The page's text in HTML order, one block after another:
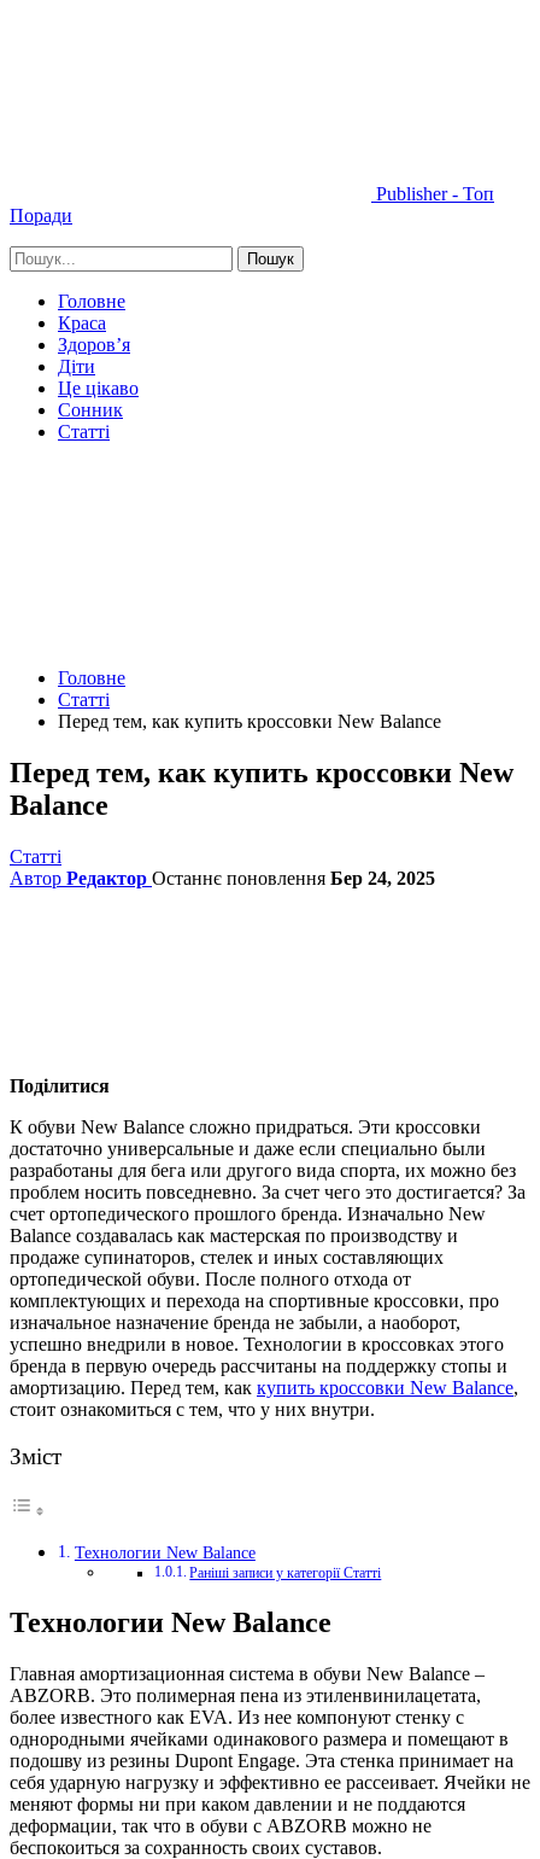
Publisher - Топ
Поради
Головне
Краса
Здоров’я
Діти
Це цікаво
Сонник
Статті
Головне
Статті
Перед тем, как купить кроссовки New Balance
Перед тем, как купить кроссовки New
Balance
Статті
Автор Редактор Останнє поновлення Бер 24, 2025
Поділитися
К обуви New Balance сложно придраться. Эти кроссовки
достаточно универсальные и даже если специально были
разработаны для бега или другого вида спорта, их можно без
проблем носить повседневно. За счет чего это достигается? За
счет ортопедического прошлого бренда. Изначально New
Balance создавалась как мастерская по производству и
продаже супинаторов, стелек и иных составляющих
ортопедической обуви. После полного отхода от
комплектующих и перехода на спортивные кроссовки, про
изначальное назначение бренда не забыли, а наоборот,
успешно внедрили в новое. Технологии в кроссовках этого
бренда в первую очередь рассчитаны на поддержку стопы и
амортизацию. Перед тем, как купить кроссовки New Balance,
стоит ознакомиться с тем, что у них внутри.
Зміст
Технологии New Balance
Раніші записи у категорії Статті
Технологии New Balance
Главная амортизационная система в обуви New Balance –
ABZORB. Это полимерная пена из этиленвинилацетата,
более известного как EVA. Из нее компонуют стенку с
однородными ячейками одинакового размера и помещают в
подошву из резины Dupont Engage. Эта стенка принимает на
себя ударную нагрузку и эффективно ее рассеивает. Ячейки не
меняют формы ни при каком давлении и не поддаются
деформации, так что в обуви с ABZORB можно не
беспокоиться за сохранность своих суставов.